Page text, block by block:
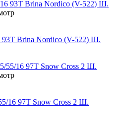
93T Brina Nordico (V-522) Ш.
16 97T Snow Cross 2 Ш.